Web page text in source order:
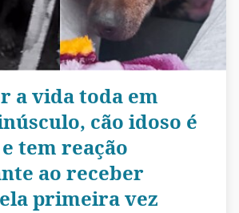
a vida toda em
cão idoso é
tem reação
ao receber
primeira vez